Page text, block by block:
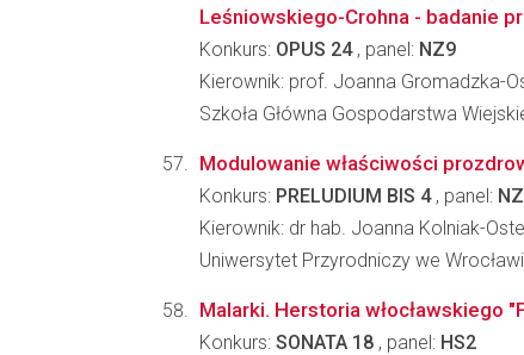
Leśniowskiego-Crohna - badanie
Konkurs: OPUS 24, panel: NZ9
Kierownik: prof. Joanna Gromadzka-
Szkoła Główna Gospodarstwa
Modulowanie właściwości
Konkurs: PRELUDIUM BIS 4, panel:
Kierownik: dr hab. Joanna Kolniak-
Uniwersytet Przyrodniczy we
Malarki. Herstoria włocławskiego
Konkurs: SONATA 18 , panel: HS2